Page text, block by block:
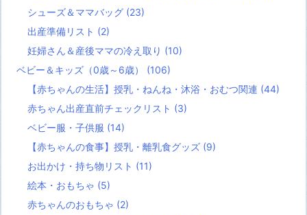
シューズ＆ママバッグ (23)
出産準備リスト (2)
妊婦さん＆産後ママの冷え取り (10)
ベビー＆キッズ（0歳～6歳） (106)
【赤ちゃんの生活】授乳・ねんね・沐浴・おむつ関連 (44)
赤ちゃん出産直前チェックリスト (3)
ベビー服・子供服 (14)
【赤ちゃんの食事】授乳・離乳食グッズ (9)
お出かけ・持ち物リスト (11)
絵本・おもちゃ (5)
赤ちゃんのおもちゃ (2)